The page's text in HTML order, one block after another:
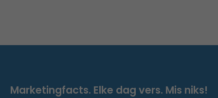
Marketingfacts. Elke dag vers. Mis niks!